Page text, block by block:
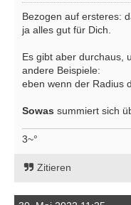
Bezogen auf ersteres:
ja alles gut für Dich.
Es gibt aber durchaus,
andere Beispiele:
eben wenn der Radius
Sowas summiert sich
3~°
Zitieren